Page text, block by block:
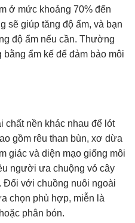
ở mức khoảng 70% đến
sẽ giúp tăng độ ẩm, và bạn
độ ẩm nếu cần. Thường
ẩm kế để đảm bảo môi
chất nền khác nhau để lót
gồm rêu than bùn, xơ dừa
giác và diện mạo giống môi
người ưa chuộng vỏ cây
Đối với chuồng nuôi ngoài
chọn phù hợp, miễn là
phân bón.